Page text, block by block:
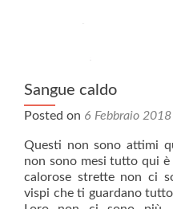
Sangue caldo
Posted on 6 Febbraio 2018
Questi non sono attimi
non sono mesi tutto qui
calorose strette non ci
vispi che ti guardano